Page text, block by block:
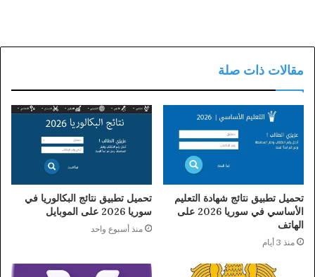
مقالات ذات صلة
تحميل تطبيق نتائج شهادة التعليم
الأساسي في سوريا 2026 على
الهاتف
منذ 3 أيام
تحميل تطبيق نتائج البكالوريا في
سوريا 2026 على الموبايل
منذ أسبوع واحد